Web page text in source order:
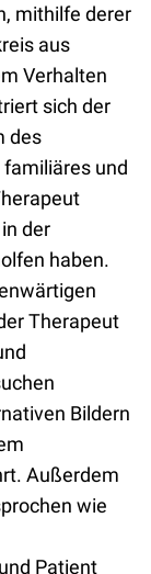
mithilfe derer
aus
Verhalten
sich der
des
und
der
haben.
Therapeut
Bildern
Außerdem
wie
Patient